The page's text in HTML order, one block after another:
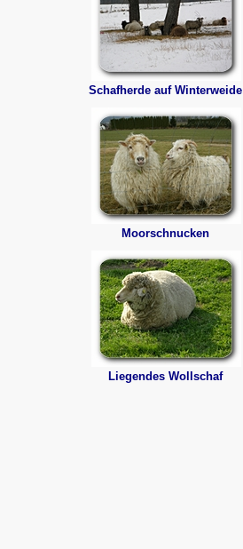
Schafherde auf Winterweide
Moorschnucken
Liegendes Wollschaf